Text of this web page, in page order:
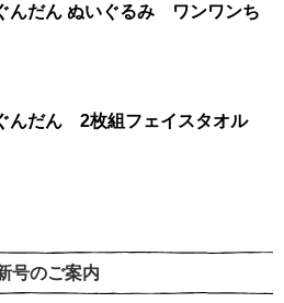
んだん ぬいぐるみ ワンワンち
んだん 2枚組フェイスタオル
号のご案内